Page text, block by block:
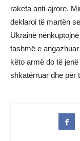
raketa anti-ajrore.
deklaroi të martën
Ukrainë
tashmë e
këto armë do të
shkatërruar dhe për